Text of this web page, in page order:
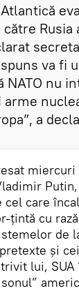
Rusia
va fi
nu
arme
a
miercuri
cel care
țintă cu
de
și
lui, SUA